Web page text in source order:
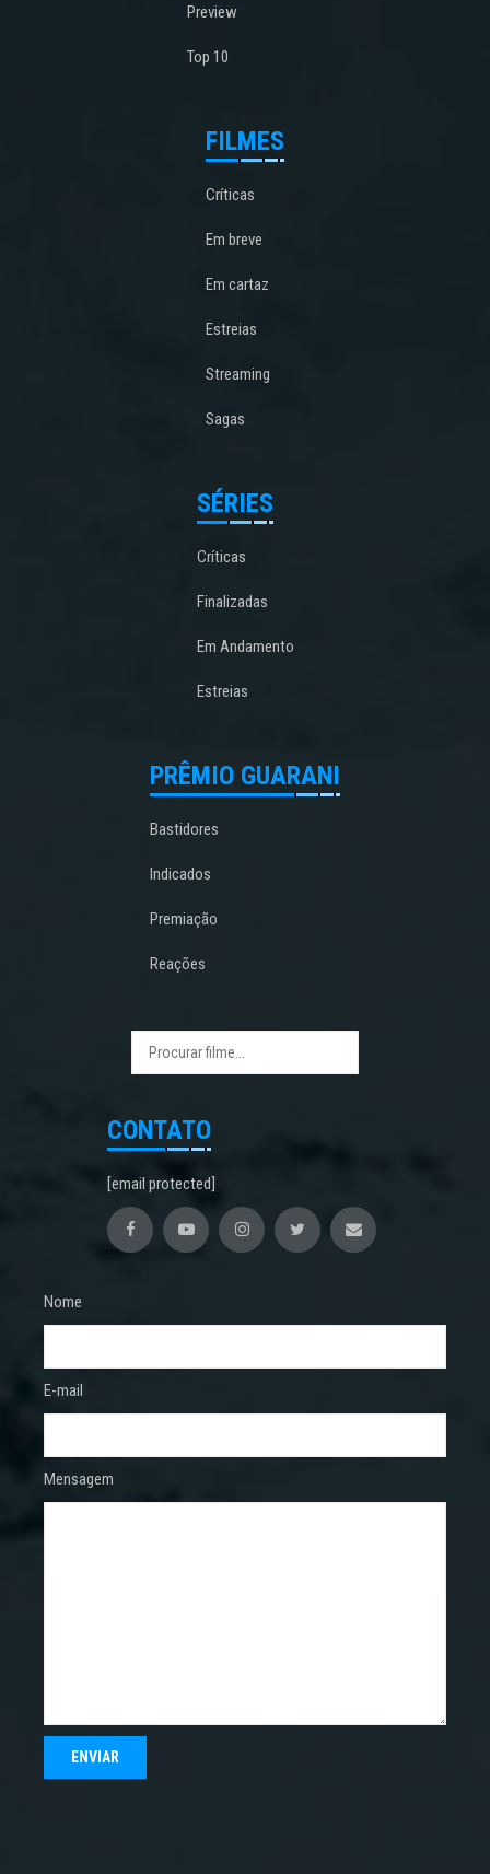
Preview
Top 10
FILMES
Críticas
Em breve
Em cartaz
Estreias
Streaming
Sagas
SÉRIES
Críticas
Finalizadas
Em Andamento
Estreias
PRÊMIO GUARANI
Bastidores
Indicados
Premiação
Reações
CONTATO
[email protected]
Nome
E-mail
Mensagem